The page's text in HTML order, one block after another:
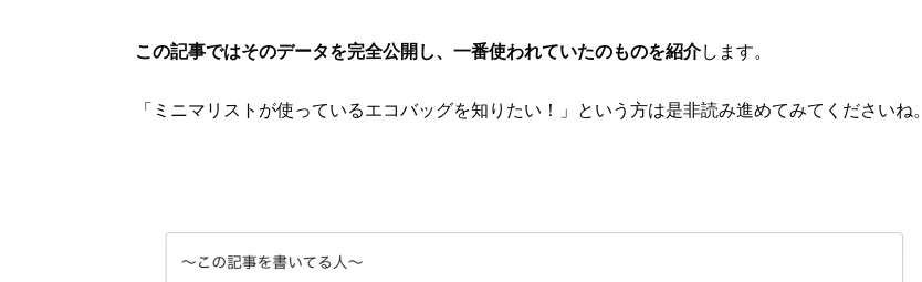
この記事ではそのデータを完全公開し、一番使われていたのものを紹介します。
「ミニマリストが使っているエコバッグを知りたい！」という方は是非読み進めてみてくださいね。